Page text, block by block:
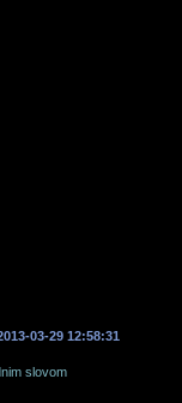
03-29 12:58:31
slovom